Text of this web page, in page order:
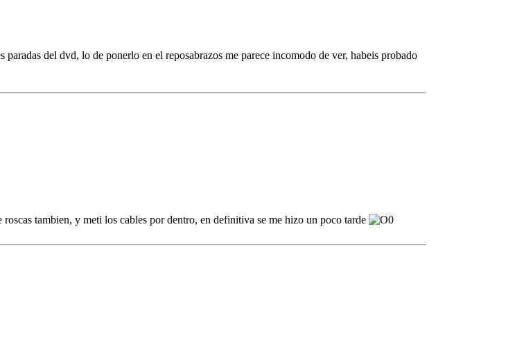
del dvd, lo de ponerlo en el reposabrazos me parece incomodo de ver, habeis probado
tambien, y meti los cables por dentro, en definitiva se me hizo un poco tarde